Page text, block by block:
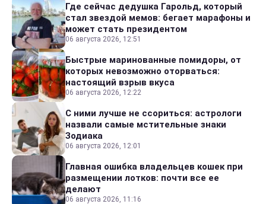
Где сейчас дедушка Гарольд, который
стал звездой мемов: бегает марафоны и
может стать президентом
06 августа 2026, 12:51
Быстрые маринованные помидоры, от
которых невозможно оторваться:
настоящий взрыв вкуса
06 августа 2026, 12:22
С ними лучше не ссориться: астрологи
назвали самые мстительные знаки
Зодиака
06 августа 2026, 12:01
Главная ошибка владельцев кошек при
размещении лотков: почти все ее
делают
06 августа 2026, 11:16